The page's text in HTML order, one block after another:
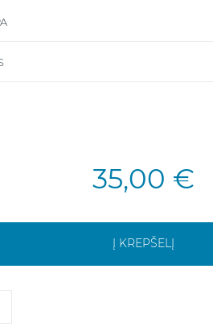
35,00 €
Į KREPŠELĮ